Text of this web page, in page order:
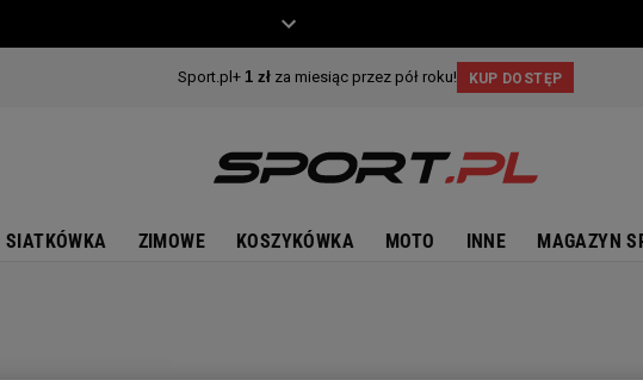
SIATKÓWKA ZIMOWE KOSZYKÓWKA MOTO INNE MAGAZYN